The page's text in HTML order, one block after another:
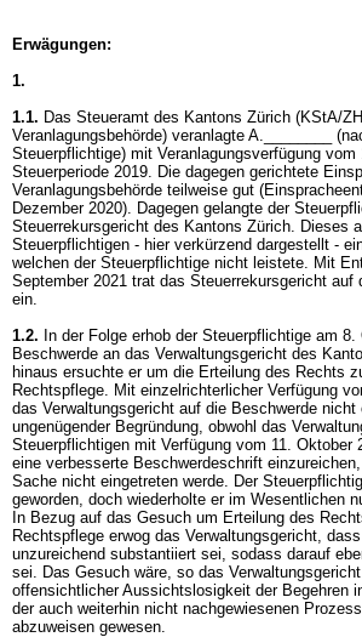
Erwägungen:
1.
1.1. Das Steueramt des Kantons Zürich (KStA/
Veranlagungsbehörde) veranlagte A.________
Steuerpflichtige) mit Veranlagungsverfügung
Steuerperiode 2019. Die dagegen gerichtete
Veranlagungsbehörde teilweise gut
Dezember 2020). Dagegen gelangte der
Steuerrekursgericht des Kantons Zürich. Dieses
Steuerpflichtigen - hier verkürzend dargestellt -
welchen der Steuerpflichtige nicht leistete. Mit
September 2021 trat das Steuerrekursgericht auf
ein.
1.2. In der Folge erhob der Steuerpflichtige am 8.
Beschwerde an das Verwaltungsgericht des
hinaus ersuchte er um die Erteilung des Rechts
Rechtspflege. Mit einzelrichterlicher Verfügung
das Verwaltungsgericht auf die Beschwerde
ungenügender Begründung, obwohl das
Steuerpflichtigen mit Verfügung vom 11. Oktober
eine verbesserte Beschwerdeschrift
Sache nicht eingetreten werde. Der
geworden, doch wiederholte er im Wesentlichen
In Bezug auf das Gesuch um Erteilung des
Rechtspflege erwog das Verwaltungsgericht,
unzureichend substantiiert sei, sodass darauf
sei. Das Gesuch wäre, so das
offensichtlicher Aussichtslosigkeit der Begehren
der auch weiterhin nicht nachgewiesenen
abzuweisen gewesen.